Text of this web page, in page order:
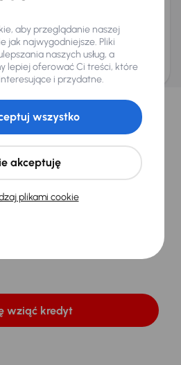
Kontynuuj
przykład
formalności
za Ciebie
banków ani studiować
wziąć kredyt
aby przeglądanie naszej
jak najwygodniejsze. Pliki
naszych usług, a
lepiej oferować Ci treści, które
i przydatne.
plikami cookie
akceptuję
wszystko